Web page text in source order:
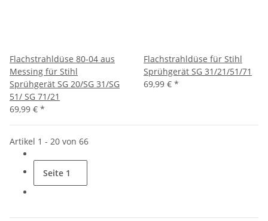
Flachstrahldüse 80-04 aus
Messing für Stihl
Sprühgerät SG 20/SG 31/SG
51/ SG 71/21
69,99 € *
Flachstrahldüse für Stihl
Sprühgerät SG 31/21/51/71
69,99 € *
Artikel 1 - 20 von 66
Seite 1